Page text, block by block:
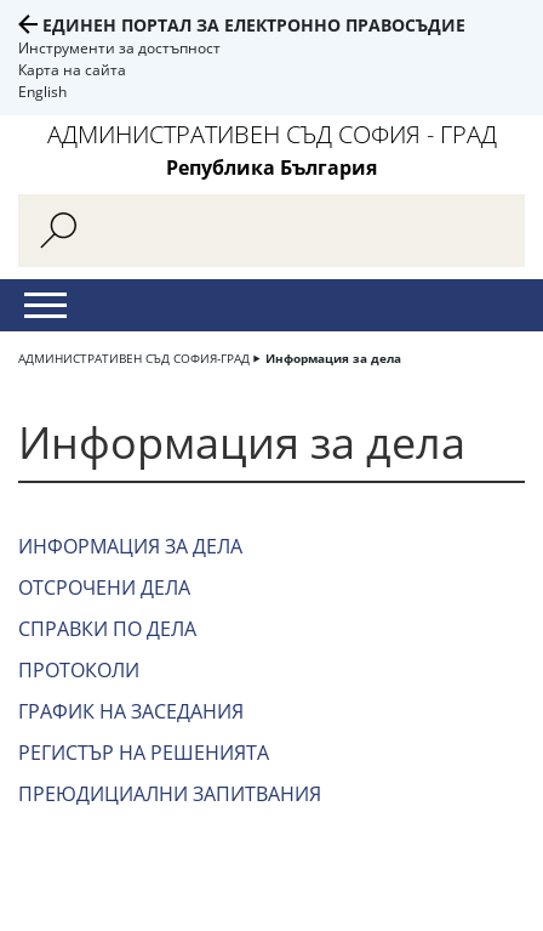
ЕДИНЕН ПОРТАЛ ЗА ЕЛЕКТРОННО ПРАВОСЪДИЕ
Инструменти за достъпност
Карта на сайта
English
АДМИНИСТРАТИВЕН СЪД СОФИЯ - ГРАД
Република България
АДМИНИСТРАТИВЕН СЪД СОФИЯ-ГРАД Информация за дела
Информация за дела
ИНФОРМАЦИЯ ЗА ДЕЛА
ОТСРОЧЕНИ ДЕЛА
СПРАВКИ ПО ДЕЛА
ПРОТОКОЛИ
ГРАФИК НА ЗАСЕДАНИЯ
РЕГИСТЪР НА РЕШЕНИЯТА
ПРЕЮДИЦИАЛНИ ЗАПИТВАНИЯ